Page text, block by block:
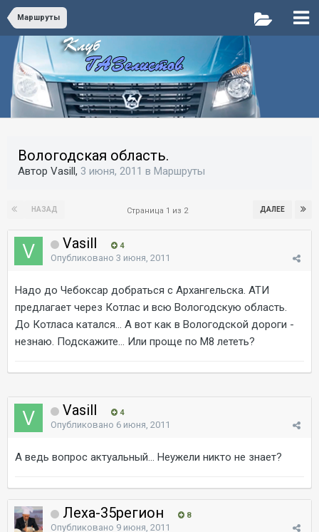
Маршруты
Вологодская область.
Автор Vasill, 3 июня, 2011 в Маршруты
НАЗАД ДАЛЕЕ
Страница 1 из 2
Vasill 4
Опубликовано 3 июня, 2011
Надо до Чебоксар добраться с Архангельска. АТИ
предлагает через Котлас и всю Вологодскую область.
До Котласа катался... А вот как в Вологодской дороги -
незнаю. Подскажите... Или проще по М8 лететь?
Vasill 4
Опубликовано 6 июня, 2011
А ведь вопрос актуальный... Неужели никто не знает?
Леха-35регион 8
Опубликовано 9 июня, 2011